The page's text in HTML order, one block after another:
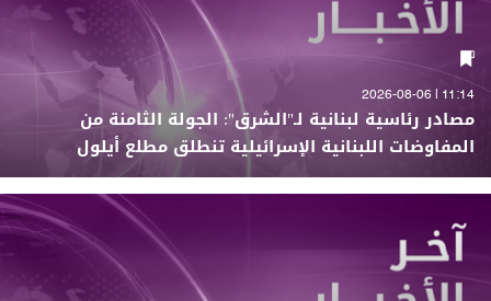
11:14 | 2026-08-06
مصادر رئاسية لبنانية لـ"الشرق": الجولة الثامنة من
المفاوضات اللبنانية الإسرائيلية تنطلق مطلع أيلول